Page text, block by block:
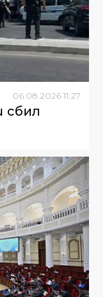
06 08 2026 11:27
сбил